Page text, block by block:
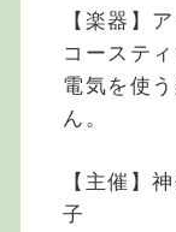
【楽器】
コーステ
電気を使
ん。
【主催】
子